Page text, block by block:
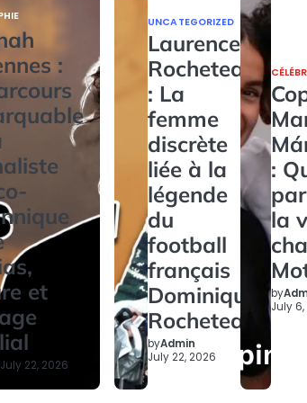
:
et
July 22, 2026
UNCATEGORIZED
Laurence
Rocheteau
: La
femme
discrète
liée à la
légende
du
football
français
Dominique
Rocheteau
byAdmin
July 22, 2026
:
la
by
July